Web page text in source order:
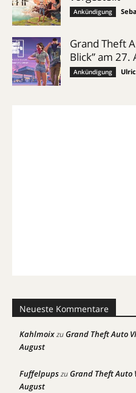
Ankündigung
Grand Theft
Blick” am 27.
Ankündigung
Neueste Kommentare
KahlmoixzuGrand Theft Auto
August
FuffelpupszuGrand Theft Auto
August